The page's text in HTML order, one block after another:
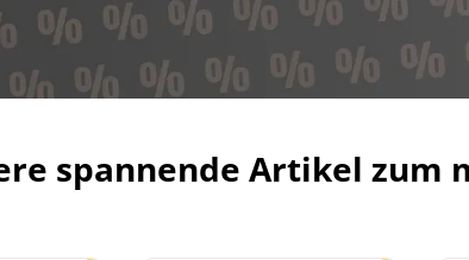
spannende Artikel zum